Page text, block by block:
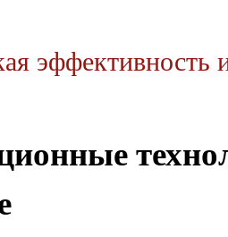
эффективность